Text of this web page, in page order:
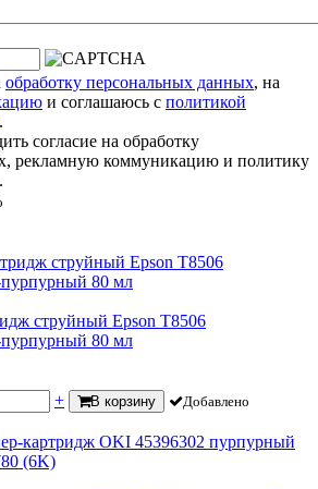
обработку персональных данных, на
и соглашаюсь с политикой
.
согласие на обработку
рекламную коммуникацию и политику
струйный Epson T8506
пурпурный 80 мл
+ В корзину Добавлено